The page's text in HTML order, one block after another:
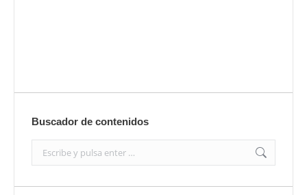
Buscador de contenidos